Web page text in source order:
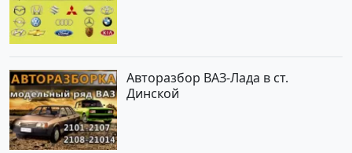
Авторазбор ВАЗ-Лада в ст.
Динской